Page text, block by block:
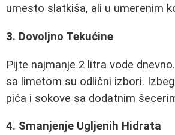
umesto slatkiša, ali u umerenim
3. Dovoljno Tekućine
Pijte najmanje 2 litra vode
sa limetom su odlični izbori.
pića i sokove sa dodatnim
4. Smanjenje Ugljenih Hidrata